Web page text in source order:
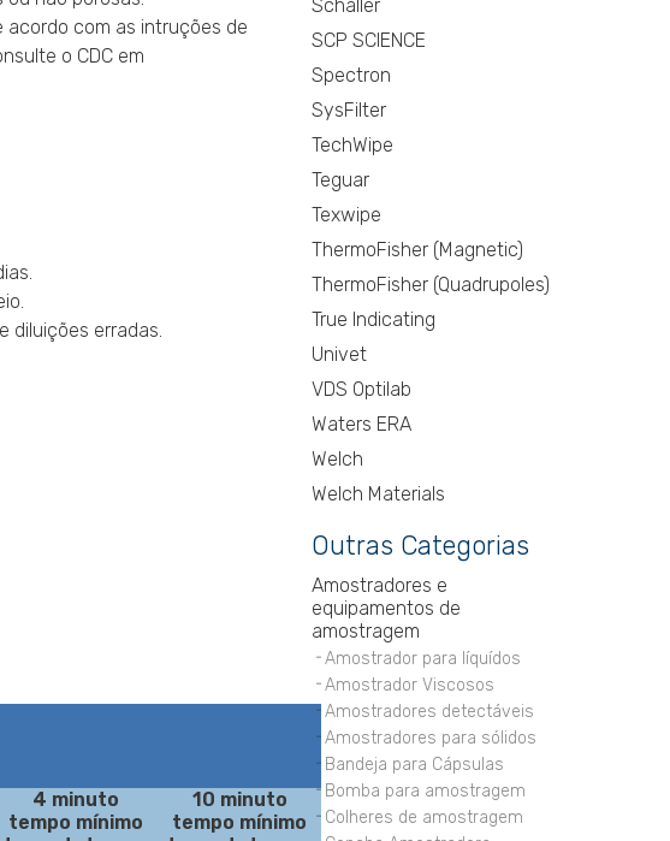
acordo com as intruções de
o CDC em
diluições erradas.
4 minuto
tempo mínimo
10 minuto
tempo mínimo
Schaller
SCP SCIENCE
Spectron
SysFilter
TechWipe
Teguar
Texwipe
ThermoFisher (Magnetic)
ThermoFisher (Quadrupoles)
True Indicating
Univet
VDS Optilab
Waters ERA
Welch
Welch Materials
Outras Categorias
Amostradores e
equipamentos de
amostragem
Amostrador para líquídos
Amostrador Viscosos
Amostradores detectáveis
Amostradores para sólidos
Bandeja para Cápsulas
Bomba para amostragem
Colheres de amostragem